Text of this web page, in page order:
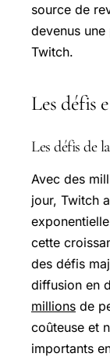
source de
devenus
Twitch.
Les défis
Les défis de
Avec des
jour, Twitch
cette
des défis
diffusion en
millions de
coûteuse et
importants